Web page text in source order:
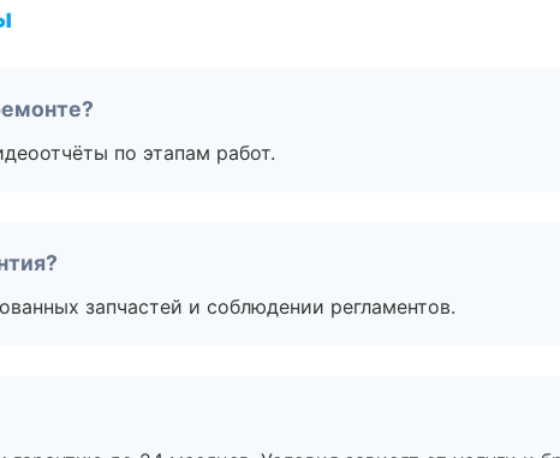
по этапам работ.
запчастей и соблюдении регламентов.